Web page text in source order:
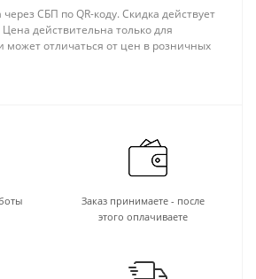
СБП по QR-коду. Скидка действует
действительна только для
может отличаться от цен в розничных
Заказ принимаете - после
этого оплачиваете